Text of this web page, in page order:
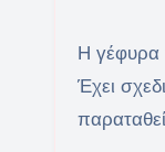
Η γέφυρα
Έχει